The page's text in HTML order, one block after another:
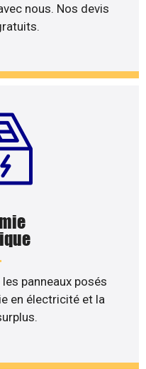
nous. Nos devis
panneaux posés
en électricité et la